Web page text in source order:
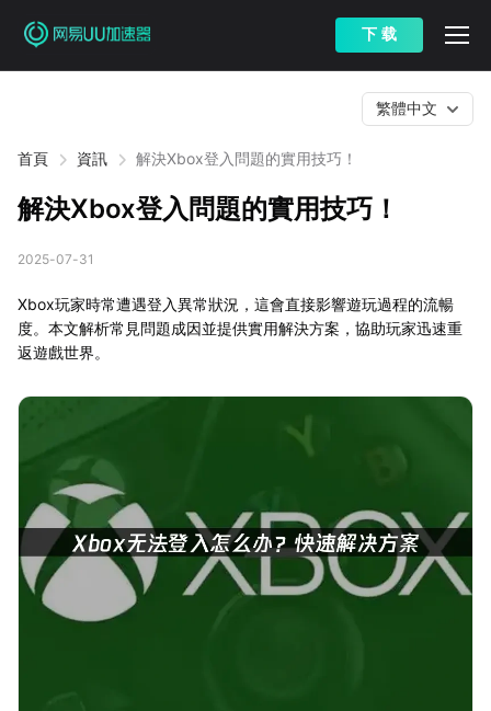
下 载
首頁 資訊 解決Xbox登入問題的實用技巧！
繁體中文
解決Xbox登入問題的實用技巧！
2025-07-31
Xbox玩家時常遭遇登入異常狀況，這會直接影響遊玩過程的流暢
度。本文解析常見問題成因並提供實用解決方案，協助玩家迅速重
返遊戲世界。